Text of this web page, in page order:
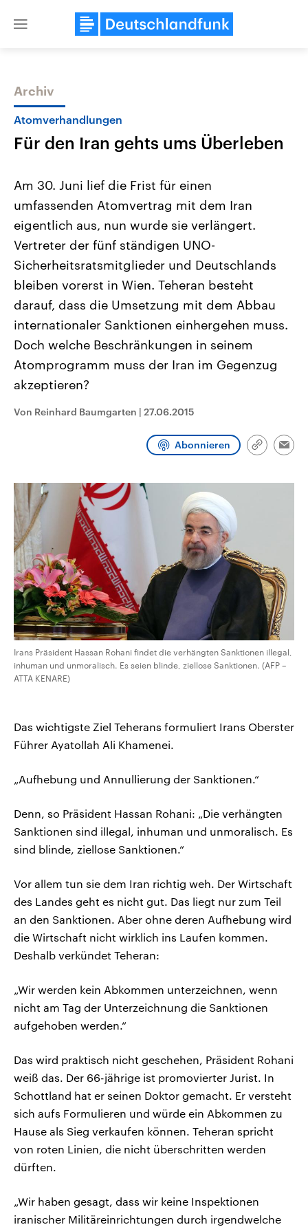
Close
Themen
Landtagswahl Sachsen-Anhalt
2026
Alle Informationen
Sachsen-Anhalt wählt am 6.
September 2026 einen neuen
Bundesland von einer Koalition aus
Umfragen, Prognosen,
Wahlprogramme, aktuelle Berichte
und Hintergründe zu den Parteien
und Kandidaten der anstehenden
Wahl.
USA
Aktuelle Beiträge,
Hintergründe
Wirtschaftlich und
gehören die Vereinigten
mit großem Einfluss auf
Sendungen Programm Podcasts
Audio-Archiv
Archiv
Atomverhandlungen
Für den Iran gehts ums Überleben
Am 30. Juni lief die Frist für einen
umfassenden Atomvertrag mit dem Iran
eigentlich aus, nun wurde sie verlängert.
Vertreter der fünf ständigen UNO-
Sicherheitsratsmitglieder und Deutschlands
bleiben vorerst in Wien. Teheran besteht
darauf, dass die Umsetzung mit dem Abbau
internationaler Sanktionen einhergehen muss.
Doch welche Beschränkungen in seinem
Atomprogramm muss der Iran im Gegenzug
akzeptieren?
Von Reinhard Baumgarten | 27.06.2015
Abonnieren
Link
Irans Präsident Hassan Rohani findet die verhängten Sanktionen illegal,
inhuman und unmoralisch. Es seien blinde, ziellose Sanktionen. (AFP –
ATTA KENARE)
Das wichtigste Ziel Teherans formuliert Irans Oberster
Führer Ayatollah Ali Khamenei.
„Aufhebung und Annullierung der Sanktionen.“
Denn, so Präsident Hassan Rohani: „Die verhängten
Sanktionen sind illegal, inhuman und unmoralisch. Es
sind blinde, ziellose Sanktionen.“
Vor allem tun sie dem Iran richtig weh. Der Wirtschaft
des Landes geht es nicht gut. Das liegt nur zum Teil
an den Sanktionen. Aber ohne deren Aufhebung wird
die Wirtschaft nicht wirklich ins Laufen kommen.
Deshalb verkündet Teheran:
„Wir werden kein Abkommen unterzeichnen, wenn
nicht am Tag der Unterzeichnung die Sanktionen
aufgehoben werden.“
Das wird praktisch nicht geschehen, Präsident Rohani
weiß das. Der 66-jährige ist promovierter Jurist. In
Schottland hat er seinen Doktor gemacht. Er versteht
sich aufs Formulieren und würde ein Abkommen zu
Hause als Sieg verkaufen können. Teheran spricht
von roten Linien, die nicht überschritten werden
dürften.
„Wir haben gesagt, dass wir keine Inspektionen
iranischer Militäreinrichtungen durch irgendwelche